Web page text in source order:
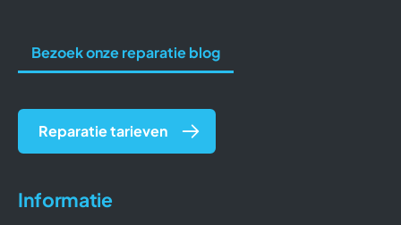
Informatie
Bezoek onze reparatie blog
Reparatie tarieven